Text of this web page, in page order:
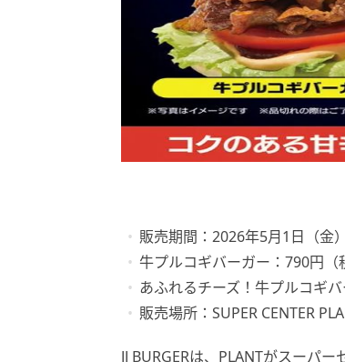
販売期間：2026年5月1日（金
牛プルコギバーガー：790円（
あふれるチーズ！牛プルコギバ
販売場所：SUPER CENTER
JJ BURGERは、PLANTがスーパ